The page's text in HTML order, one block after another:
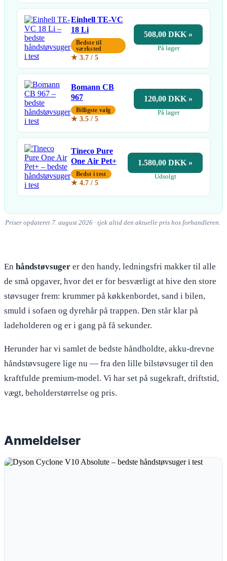
Einhell TE-VC
18 Li
Bedste til
værksted
★ 3.7 / 5
508,00 DKK »
På lager
Bomann CB
967
Billigste valg
★ 3.5 / 5
120,00 DKK »
På lager
Tineco Pure
One Air Pet+
Bedst i test
★ 4.7 / 5
1.580,00 DKK »
Udsolgt
Priser opdateret 7. august 2026 · tjek altid den aktuelle pris hos forhandleren.
En håndstøvsuger er den handy, ledningsfri makker til alle
de små opgaver, hvor det er for besværligt at hive den store
støvsuger frem: krummer på køkkenbordet, sand i bilen,
smuld i sofaen og dyrehår på trappen. Den står klar på
ladeholderen og er i gang på få sekunder.
Herunder har vi samlet de bedste håndholdte, akku-drevne
håndstøvsugere lige nu — fra den lille bilstøvsuger til den
kraftfulde premium-model. Vi har set på sugekraft, driftstid,
vægt, beholderstørrelse og pris.
Anmeldelser